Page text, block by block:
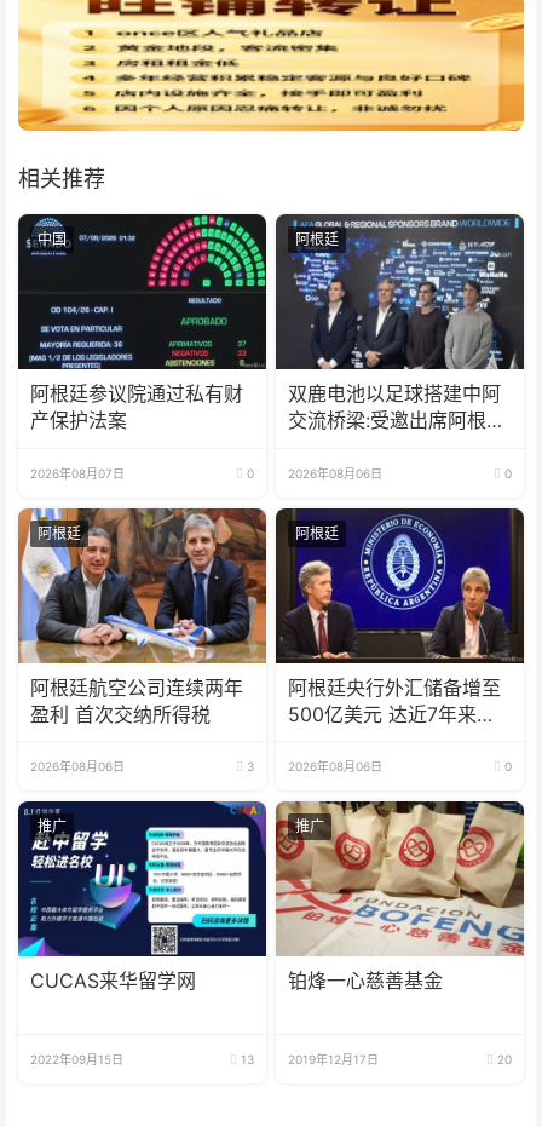
相关推荐
中国
阿根廷参议院通过私有财
产保护法案
2026年08月07日 0
阿根廷
双鹿电池以足球搭建中阿
交流桥梁:受邀出席阿根廷
2026年08月06日 0
阿根廷
阿根廷航空公司连续两年
盈利 首次交纳所得税
2026年08月06日 3
阿根廷
阿根廷央行外汇储备增至
500亿美元 达近7年来最
2026年08月06日 0
推广
CUCAS来华留学网
2022年09月15日 13
推广
铂烽一心慈善基金
2019年12月17日 20